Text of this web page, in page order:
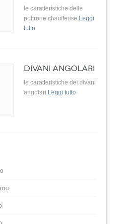
le caratteristiche delle
poltrone chauffeuse Leggi
tutto
DIVANI ANGOLARI
le caratteristiche dei divani
angolari Leggi tutto